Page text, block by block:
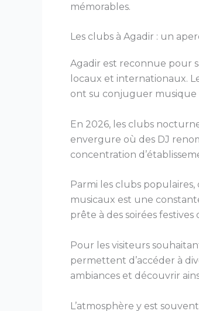
mémorables.
Les clubs à Agadir : un
Agadir est reconnue pour
locaux et internationaux.
ont su conjuguer musique
En 2026, les clubs
envergure où des DJ
concentration
Parmi les clubs
musicaux est une
prête à des soirées
Pour les visiteurs
permettent d’accéder à
ambiances et découvrir
L’atmosphère y est